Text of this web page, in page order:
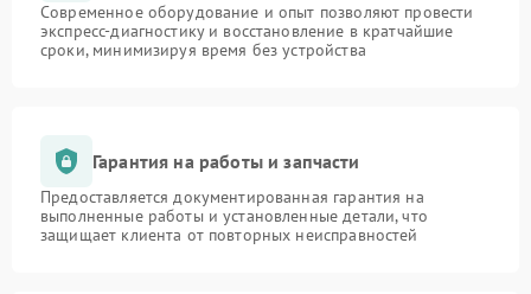
Современное оборудование и опыт позволяют провести
экспресс-диагностику и восстановление в кратчайшие
сроки, минимизируя время без устройства
Гарантия на работы и запчасти
Предоставляется документированная гарантия на
выполненные работы и установленные детали, что
защищает клиента от повторных неисправностей